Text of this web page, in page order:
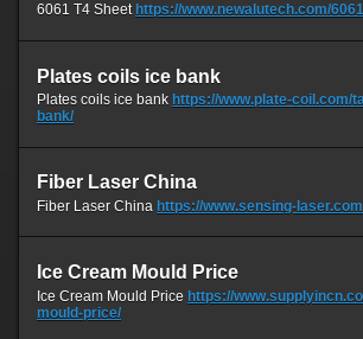
6061 T4 Sheet https://www.newalutech.com/
Plates coils ice bank
Plates coils ice bank https://www.plate-coil.com/
bank/
Fiber Laser China
Fiber Laser China https://www.sensing-
Ice Cream Mould Price
Ice Cream Mould Price https://
mould-price/